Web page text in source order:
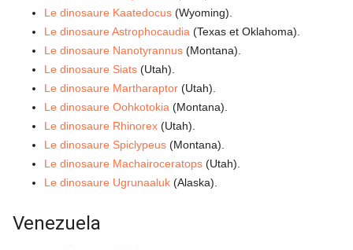
Le dinosaure Kaatedocus (Wyoming).
Le dinosaure Astrophocaudia (Texas et Oklahoma).
Le dinosaure Nanotyrannus (Montana).
Le dinosaure Siats (Utah).
Le dinosaure Martharaptor (Utah).
Le dinosaure Oohkotokia (Montana).
Le dinosaure Rhinorex (Utah).
Le dinosaure Spiclypeus (Montana).
Le dinosaure Machairoceratops (Utah).
Le dinosaure Ugrunaaluk (Alaska).
Venezuela